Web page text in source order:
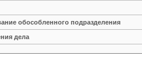
обособленного подразделения
дела